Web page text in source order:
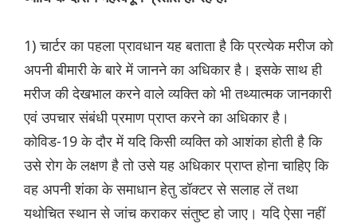
1) चार्टर का पहला प्रावधान यह बताता है कि प्रत्येक मरीज को
अपनी बीमारी के बारे में जानने का अधिकार है। इसके साथ ही
मरीज की देखभाल करने वाले व्यक्ति को भी तथ्यात्मक जानकारी
एवं उपचार संबंधी प्रमाण प्राप्त करने का अधिकार है।
कोविड-19 के दौर में यदि किसी व्यक्ति को आशंका होती है कि
उसे रोग के लक्षण है तो उसे यह अधिकार प्राप्त होना चाहिए कि
वह अपनी शंका के समाधान हेतु डॉक्टर से सलाह लें तथा
यथोचित स्थान से जांच कराकर संतुष्ट हो जाए। यदि ऐसा नहीं